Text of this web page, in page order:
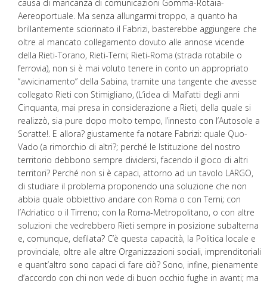
causa di mancanza di comunicazioni Gomma-Rotaia-
Aereoportuale. Ma senza allungarmi troppo, a quanto ha
brillantemente sciorinato il Fabrizi, basterebbe aggiungere che
oltre al mancato collegamento dovuto alle annose vicende
della Rieti-Torano, Rieti-Terni; Rieti-Roma (strada rotabile o
ferrovia), non si è mai voluto tenere in conto un appropriato
“avvicinamento” della Sabina, tramite una tangente che avesse
collegato Rieti con Stimigliano, (L’idea di Malfatti degli anni
Cinquanta, mai presa in considerazione a Rieti, della quale si
realizzò, sia pure dopo molto tempo, l’innesto con l’Autosole a
Soratte!. E allora? giustamente fa notare Fabrizi: quale Quo-
Vado (a rimorchio di altri?; perché le Istituzione del nostro
territorio debbono sempre dividersi, facendo il gioco di altri
territori? Perché non si è capaci, attorno ad un tavolo LARGO,
di studiare il problema proponendo una soluzione che non
abbia quale obbiettivo andare con Roma o con Terni; con
l’Adriatico o il Tirreno; con la Roma-Metropolitano, o con altre
soluzioni che vedrebbero Rieti sempre in posizione subalterna
e, comunque, defilata? C’è questa capacità, la Politica locale e
provinciale, oltre alle altre Organizzazioni sociali, imprenditoriali
e quant’altro sono capaci di fare ciò? Sono, infine, pienamente
d’accordo con chi non vede di buon occhio fughe in avanti; ma